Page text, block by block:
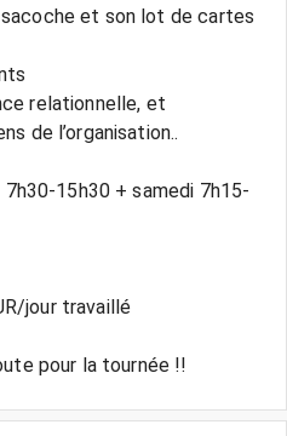
et son lot de cartes
relationnelle, et
de l’organisation..
7h30-15h30 + samedi 7h15-
jour travaillé
pour la tournée !!